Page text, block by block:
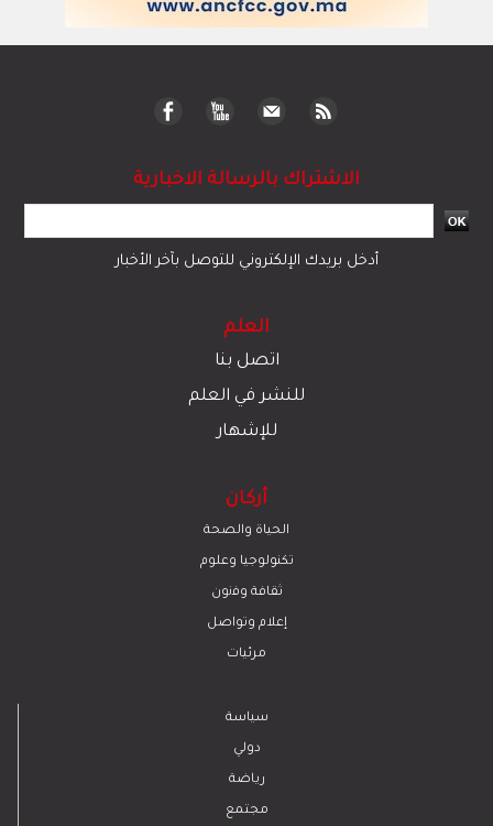
الاشتراك بالرسالة الاخبارية
أدخل بريدك الإلكتروني للتوصل بآخر الأخبار
العلم
اتصل بنا
للنشر في العلم
للإشهار
أركان
الحياة والصحة
تكنولوجيا وعلوم
ﺛﻘﺎﻓﺔ وﻓﻧون
إعلام وتواصل
مرئيات
سياسة
دولي
رياضة
مجتمع